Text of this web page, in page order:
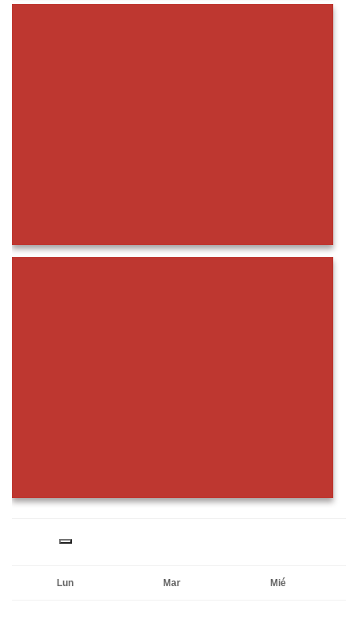
Lun Mar Mié